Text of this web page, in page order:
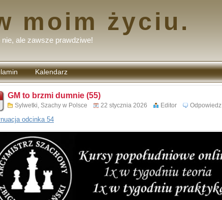
moim życiu.
ale zawsze prawdziwe!
Kalendarz
GM to brzmi dumnie (55)
Sylwetki, Szachy w Polsce 22 stycznia 2026 Editor Odpowiedz
odcinka 54